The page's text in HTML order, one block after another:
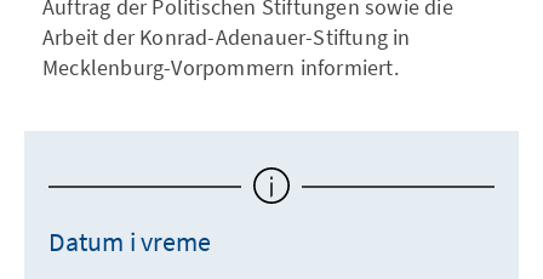
Auftrag der Politischen Stiftungen sowie die
Arbeit der Konrad-Adenauer-Stiftung in
Mecklenburg-Vorpommern informiert.
Datum i vreme